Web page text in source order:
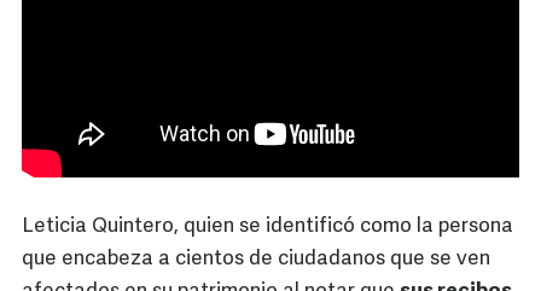
Leticia Quintero, quien se identificó como la persona
que encabeza a cientos de ciudadanos que se ven